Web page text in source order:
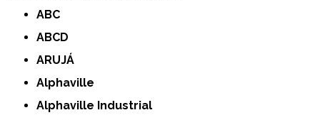
ABC
ABCD
ARUJÁ
Alphaville
Alphaville Industrial